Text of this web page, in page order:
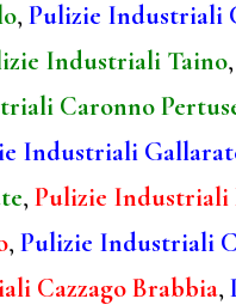
, Pulizie Industriali
Industriali Taino,
Caronno
Industriali
, Pulizie Industriali
, Pulizie Industriali
Cazzago Brabbia,